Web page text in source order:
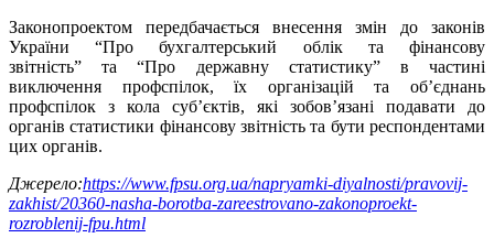
Законопроектом передбачається внесення змін до законів
України “Про бухгалтерський облік та фінансову
звітність” та “Про державну статистику” в частині
виключення профспілок, їх організацій та об’єднань
профспілок з кола суб’єктів, які зобов’язані подавати до
органів статистики фінансову звітність та бути респондентами
цих органів.
Джерело:https://www.fpsu.org.ua/napryamki-diyalnosti/pravovij-
zakhist/20360-nasha-borotba-zareestrovano-zakonoproekt-
rozroblenij-fpu.html